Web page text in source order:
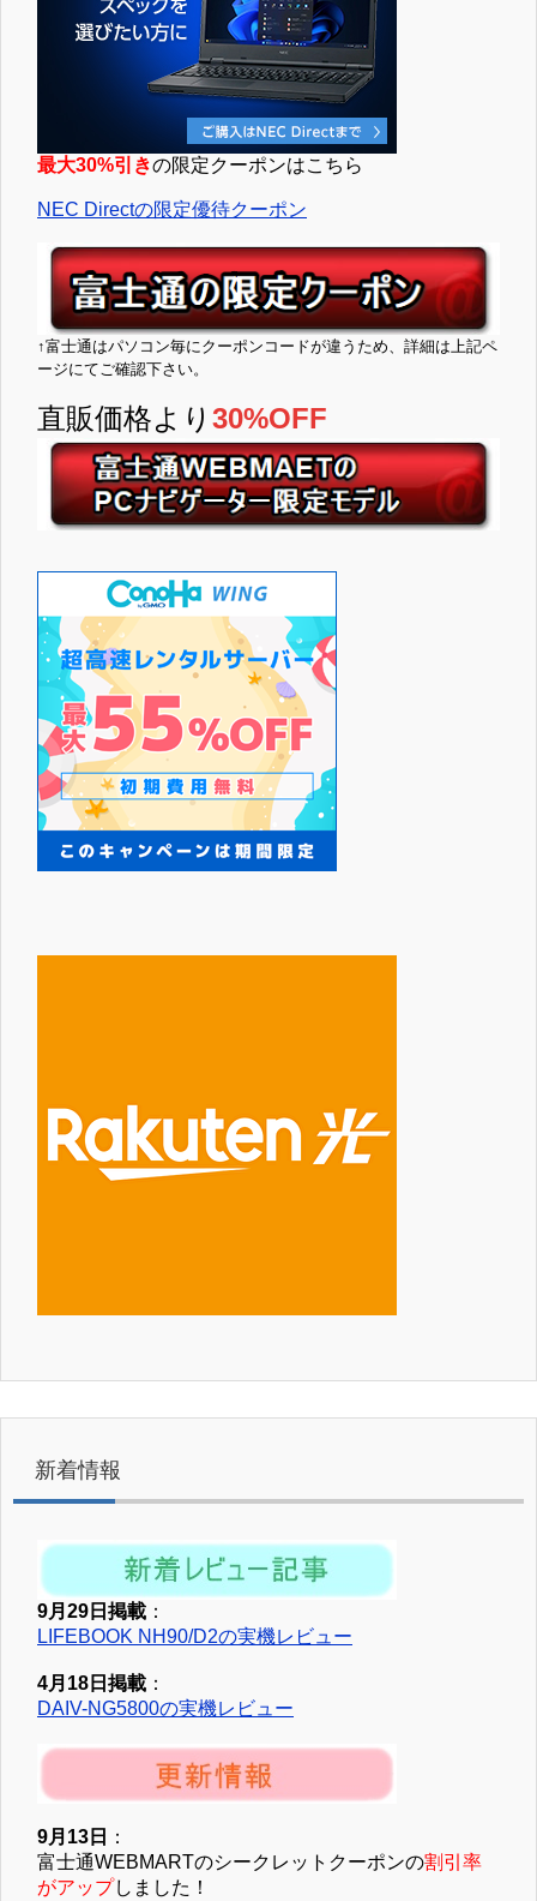
最大30%引きの限定クーポンはこちら
NEC Directの限定優待クーポン
↑富士通はパソコン毎にクーポンコードが違うため、詳細は上記ペ
ージにてご確認下さい。
直販価格より 30%OFF
新着情報
9月29日掲載 ：
LIFEBOOK NH90/D2の実機レビュー
4月18日掲載 ：
DAIV-NG5800の実機レビュー
9月13日
：
富士通WEBMARTのシークレットクーポンの割引率
がアップしました！